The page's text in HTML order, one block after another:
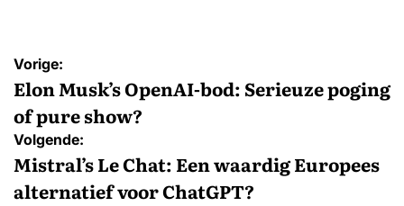
Bericht
navigatie
Vorige:
Elon Musk’s OpenAI-bod: Serieuze poging
of pure show?
Volgende:
Mistral’s Le Chat: Een waardig Europees
alternatief voor ChatGPT?